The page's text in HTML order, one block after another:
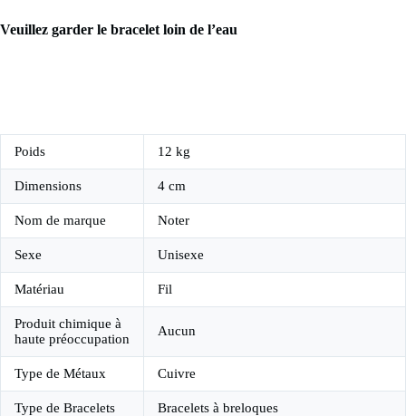
Veuillez garder le bracelet loin de l’eau
Poids 12 kg
Dimensions 4 cm
Nom de marque Noter
Sexe Unisexe
Matériau Fil
Produit chimique à
haute préoccupation
Aucun
Type de Métaux Cuivre
Type de Bracelets Bracelets à breloques